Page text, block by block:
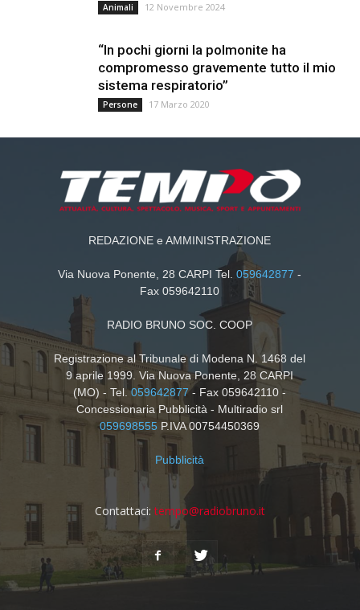
Animali 12 Novembre 2024
“In pochi giorni la polmonite ha
compromesso gravemente tutto il mio
sistema respiratorio”
Persone 17 Marzo 2020
REDAZIONE e AMMINISTRAZIONE
Via Nuova Ponente, 28 CARPI Tel.059642877 -
Fax 059642110
RADIO BRUNO SOC. COOP
Registrazione al Tribunale di Modena N. 1468 del
9 aprile 1999. Via Nuova Ponente, 28 CARPI
(MO) - Tel.059642877- Fax 059642110 -
Concessionaria Pubblicità - Multiradio srl
059698555 P.IVA 00754450369
Pubblicità
Contattaci: tempo@radiobruno.it